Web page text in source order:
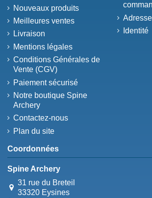
Nouveaux produits
Meilleures ventes
Livraison
Mentions légales
Conditions Générales de
Vente (CGV)
Paiement sécurisé
Notre boutique Spine
Archery
Contactez-nous
Plan du site
Identité
Coordonnées
Spine Archery
31 rue du Breteil
33320 Eysines